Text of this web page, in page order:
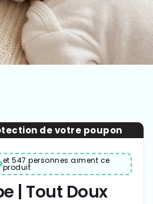
de votre poupon
et 547 personnes aiment ce
produit
| Tout Doux